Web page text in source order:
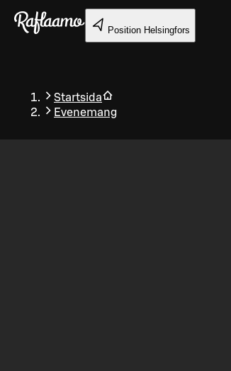
Gå till huvudinnehållet
Position Helsingfors
Startsida
Evenemang
Tillbaka